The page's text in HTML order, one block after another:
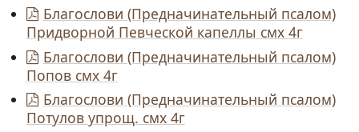
Благослови (Предначинательный псалом)
Придворной Певческой капеллы смх 4г
Благослови (Предначинательный псалом)
Попов смх 4г
Благослови (Предначинательный псалом)
Потулов упрощ. смх 4г